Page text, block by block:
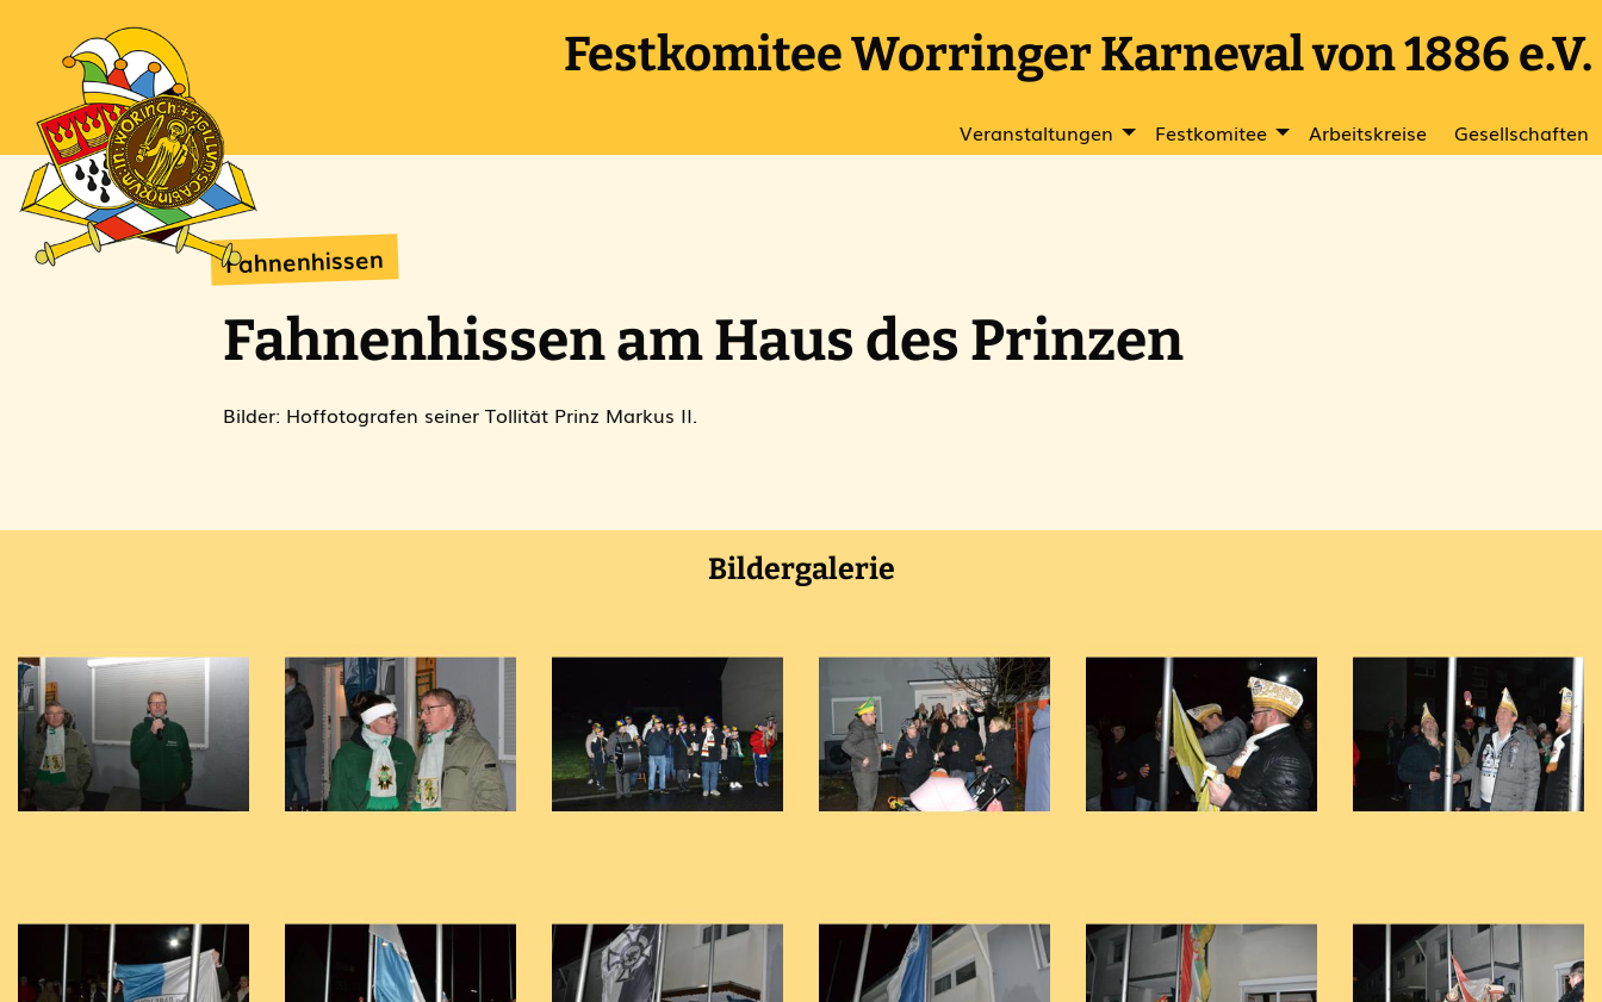
Festkomitee Worringer Karneval von 1886 e.V.
Veranstaltungen Festkomitee Arbeitskreise Gesellschaften
Fahnenhissen
Fahnenhissen am Haus des Prinzen
Bilder: Hoffotografen seiner Tollität Prinz Markus II.
Bildergalerie